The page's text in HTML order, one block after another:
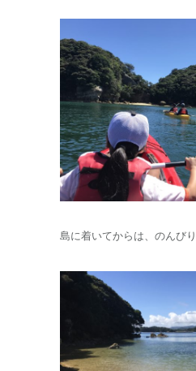
島に着いてからは、のんび